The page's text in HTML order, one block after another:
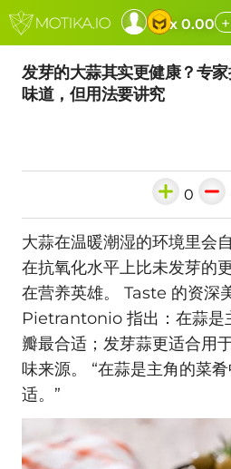
x 0.00 +
发芽的大蒜其实更健康？专
味道，但用法要讲究
0
大蒜在温暖潮湿的环境里会
在抗氧化水平上比未发芽的
在营养英雄。 Taste 的资深
Pietrantonio 指出：在蒜是
瓣最合适；发芽蒜更适合用
味来源。 “在蒜是主角的菜
适。”